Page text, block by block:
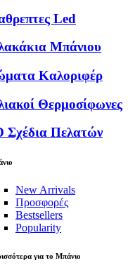
Led
Μπάνιου
Καλοριφέρ
Θερμοσίφωνες
Σχέδια Πελατών
New Arrivals
Προσφορές
Bestsellers
Popularity
για το Μπάνιο